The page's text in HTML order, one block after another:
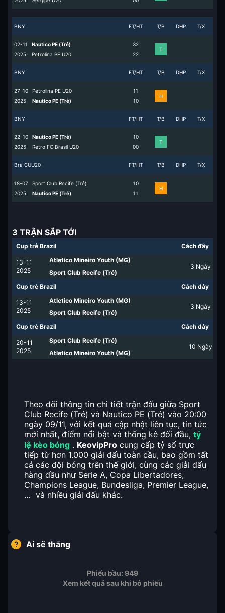
BNY FT/HT T/B DHP T/X
02-11
2025
Nautico PE (Trẻ)
Petrolina PE U20
3
2
2
2
T
BNY FT/HT T/B DHP T/X
27-10
2025
Petrolina PE U20
Nautico PE (Trẻ)
1
1
1
0
H
BNY FT/HT T/B DHP T/X
22-10
2025
Nautico PE (Trẻ)
Retro FC Brasil U20
1
0
0
0
T
Bra CUU20 FT/HT T/B DHP T/X
18-07
2025
Sport Club Recife (Trẻ)
Nautico PE (Trẻ)
1
1
0
1
H
3 TRẬN SẮP TỚI
Cup trẻ Brazil Cách đây
13-11
2025
Atletico Mineiro Youth (MG)
Sport Club Recife (Trẻ)
3 Ngày
Cup trẻ Brazil Cách đây
13-11
2025
Atletico Mineiro Youth (MG)
Sport Club Recife (Trẻ)
3 Ngày
Cup trẻ Brazil Cách đây
20-11
2025
Sport Club Recife (Trẻ)
Atletico Mineiro Youth (MG)
10 Ngày
Theo dõi thông tin chi tiết trận đấu giữa Sport
Club Recife (Trẻ) và Nautico PE (Trẻ) vào 20:00
ngày 09/11, với kết quả cập nhật liên tục, tin tức
mới nhất, điểm nổi bật và thống kê đối đầu, tỷ
lệ kèo bóng . KeovipPro cung cấp tỷ số trực
tiếp từ hơn 1.000 giải đấu toàn cầu, bao gồm tất
cả các đội bóng trên thế giới, cùng các giải đấu
hàng đầu như Serie A, Copa Libertadores,
Champions League, Bundesliga, Premier League,
… và nhiều giải đấu khác.
Ai sẽ thắng
Phiếu bầu: 949
Xem kết quả sau khi bỏ phiếu